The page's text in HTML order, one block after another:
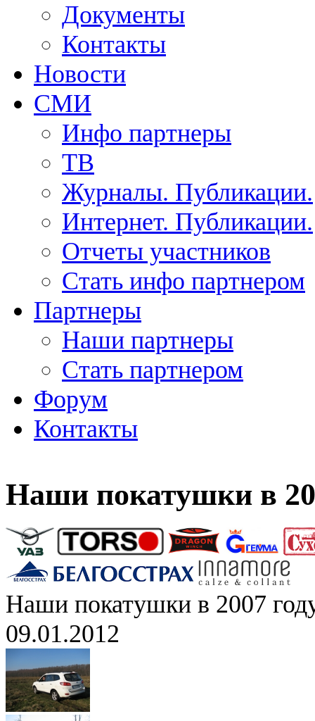
Документы
Контакты
Новости
СМИ
Инфо партнеры
ТВ
Журналы. Публикации.
Интернет. Публикации.
Отчеты участников
Стать инфо партнером
Партнеры
Наши партнеры
Стать партнером
Форум
Контакты
Наши покатушки в
Наши покатушки в 2007
09.01.2012